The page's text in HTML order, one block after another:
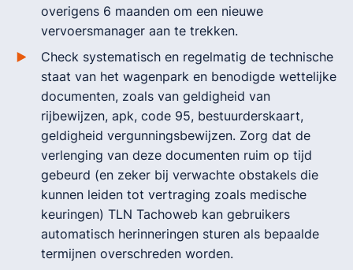
overigens 6 maanden om een nieuwe
vervoersmanager aan te trekken.
Check systematisch en regelmatig de technische
staat van het wagenpark en benodigde wettelijke
documenten, zoals van geldigheid van
rijbewijzen, apk, code 95, bestuurderskaart,
geldigheid vergunningsbewijzen. Zorg dat de
verlenging van deze documenten ruim op tijd
gebeurd (en zeker bij verwachte obstakels die
kunnen leiden tot vertraging zoals medische
keuringen) TLN Tachoweb kan gebruikers
automatisch herinneringen sturen als bepaalde
termijnen overschreden worden.